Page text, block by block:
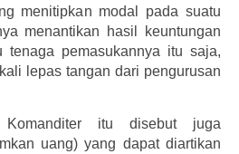
menitipkan modal pada suatu
menantikan hasil keuntungan
tenaga pemasukannya itu saja,
lepas tangan dari pengurusan
itu disebut juga
uang) yang dapat diartikan